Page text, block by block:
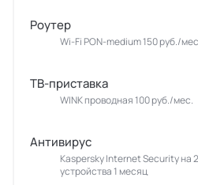
Роутер
Wi-Fi PON-medium 150 руб./
ТВ-приставка
WINK проводная 100 руб./мес.
Антивирус
Kaspersky Internet Security на 2
устройства 1 месяц